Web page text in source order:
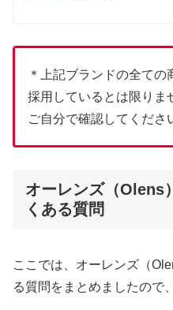
＊上記ブランドの全て
採用しているとは限りま
ご自分で確認してくださ
オーレンズ（Olens
くある質問
ここでは、オーレンズ（
る質問をまとめましたので